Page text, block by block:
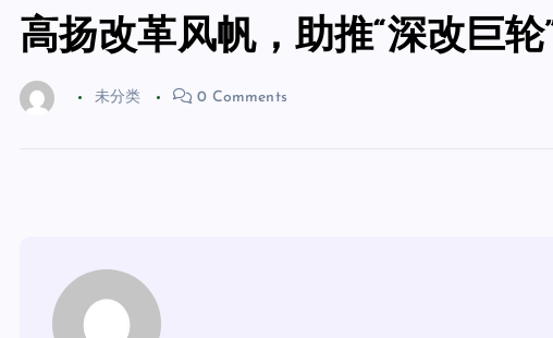
高扬改革风帆，助推“深改巨轮
未分类 0 Comments